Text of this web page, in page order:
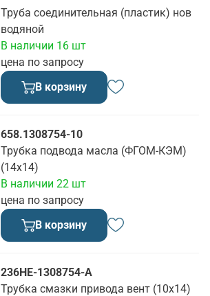
Труба соединительная (пластик) нов
водяной
цена по запросу
В наличии 16 шт
В корзину
658.1308754-10
Трубка подвода масла (ФГОМ-КЭМ)
(14х14)
цена по запросу
В наличии 22 шт
В корзину
236НЕ-1308754-А
Трубка смазки привода вент (10х14)